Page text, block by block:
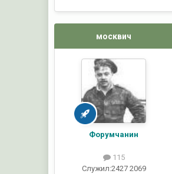
москвич
Форумчанин
115
Служил:2427 2069